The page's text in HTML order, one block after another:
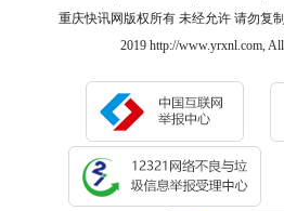
重庆快讯网版权所有 未经允许 请勿复
2019 http://www.yrxnl.com, All